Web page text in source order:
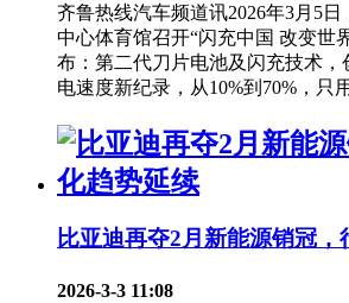
齐鲁热线汽车频道讯2026年3月5
中心体育馆召开“闪充中国 改变世
布：第二代刀片电池及闪充技术，
电速度新纪录，从10%到70%，只
比亚迪再夺2月新能源销冠
2026-3-3 11:08